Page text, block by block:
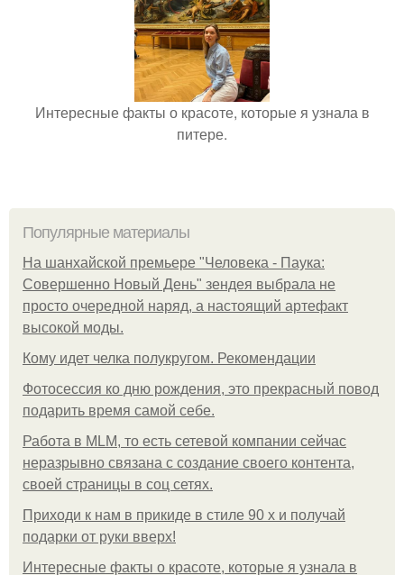
Интересные факты о красоте, которые я узнала в
питере.
Популярные материалы
На шанхайской премьере "Человека - Паука:
Совершенно Новый День" зендея выбрала не
просто очередной наряд, а настоящий артефакт
высокой моды.
Кому идет челка полукругом. Рекомендации
Фотосессия ко дню рождения, это прекрасный повод
подарить время самой себе.
Работа в MLM, то есть сетевой компании сейчас
неразрывно связана с создание своего контента,
своей страницы в соц сетях.
Приходи к нам в прикиде в стиле 90 х и получай
подарки от руки вверх!
Интересные факты о красоте, которые я узнала в